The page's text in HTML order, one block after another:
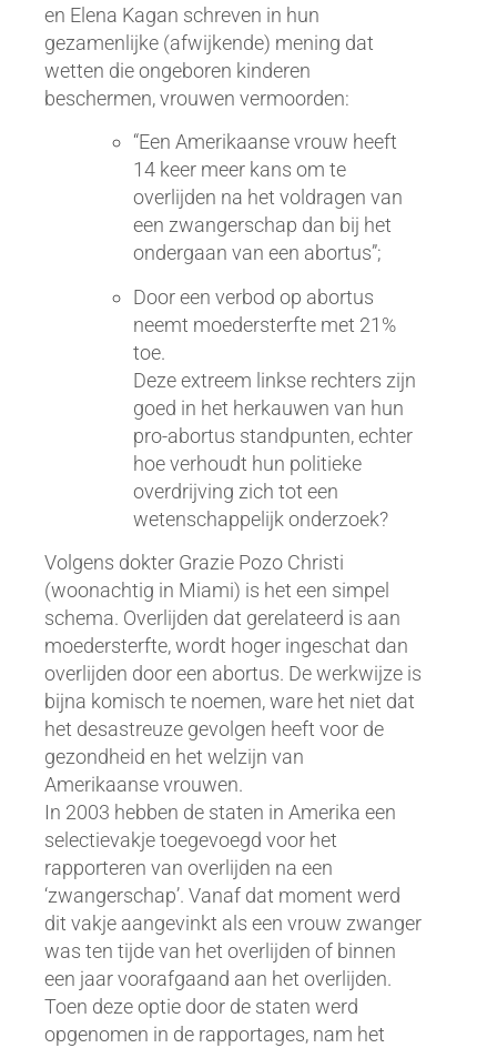
en Elena Kagan schreven in hun
gezamenlijke (afwijkende) mening dat
wetten die ongeboren kinderen
beschermen, vrouwen vermoorden:
“Een Amerikaanse vrouw heeft
14 keer meer kans om te
overlijden na het voldragen van
een zwangerschap dan bij het
ondergaan van een abortus”;
Door een verbod op abortus
neemt moedersterfte met 21%
toe.
Deze extreem linkse rechters zijn
goed in het herkauwen van hun
pro-abortus standpunten, echter
hoe verhoudt hun politieke
overdrijving zich tot een
wetenschappelijk onderzoek?
Volgens dokter Grazie Pozo Christi
(woonachtig in Miami) is het een simpel
schema. Overlijden dat gerelateerd is aan
moedersterfte, wordt hoger ingeschat dan
overlijden door een abortus. De werkwijze is
bijna komisch te noemen, ware het niet dat
het desastreuze gevolgen heeft voor de
gezondheid en het welzijn van
Amerikaanse vrouwen.
In 2003 hebben de staten in Amerika een
selectievakje toegevoegd voor het
rapporteren van overlijden na een
‘zwangerschap’. Vanaf dat moment werd
dit vakje aangevinkt als een vrouw zwanger
was ten tijde van het overlijden of binnen
een jaar voorafgaand aan het overlijden.
Toen deze optie door de staten werd
opgenomen in de rapportages, nam het